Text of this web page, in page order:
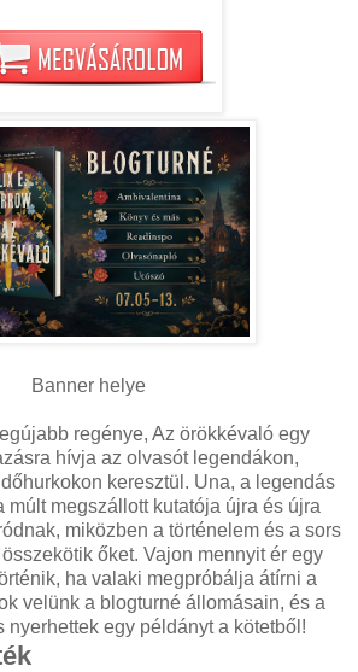
Banner helye
regénye, Az örökkévaló egy
hívja az olvasót legendákon,
keresztül. Una, a legendás
múlt megszállott kutatója újra és újra
miközben a történelem és a sors
őket. Vajon mennyit ér egy
ha valaki megpróbálja átírni a
velünk a blogturné állomásain, és a
nyerhettek egy példányt a kötetből!